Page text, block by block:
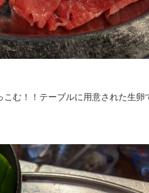
む！！テーブルに用意された生卵